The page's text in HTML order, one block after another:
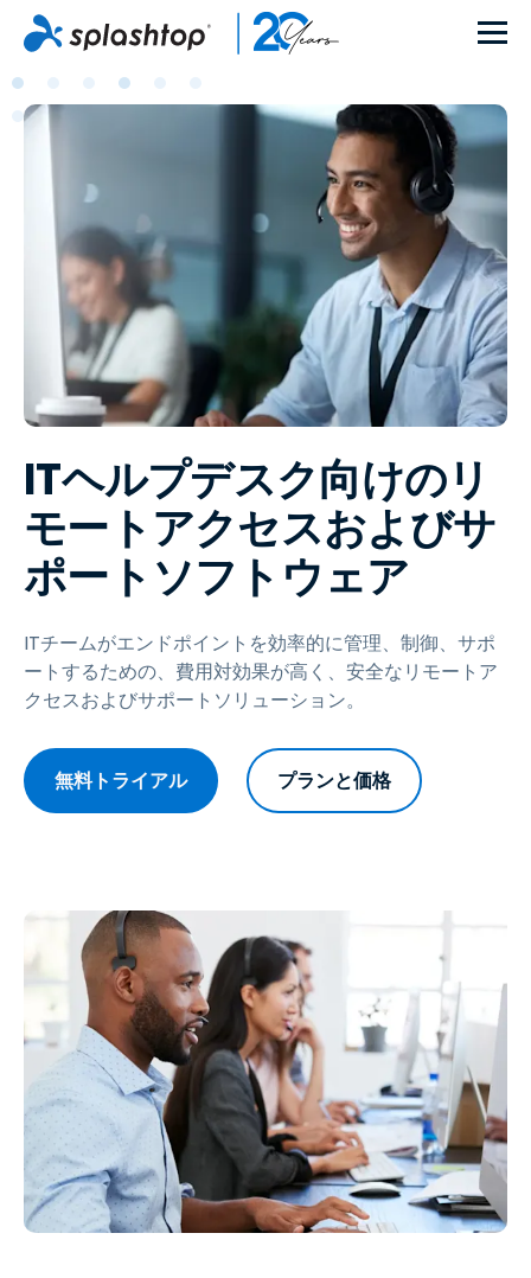
ITヘルプデスク向けのリ
モートアクセスおよびサ
ポートソフトウェア
ITチームがエンドポイントを効率的に管理、制御、サポ
ートするための、費用対効果が高く、安全なリモートア
クセスおよびサポートソリューション。
無料トライアル プランと価格